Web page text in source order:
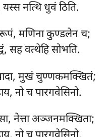
नत्थि धुवं ठिति.
रूपं, मणिना कुण्डलेन च;
सह वत्थेहि सोभति.
मुखं चुण्णकमक्खितं;
नो च पारगवेसिनो.
नेत्ता अञ्जनमक्खिता;